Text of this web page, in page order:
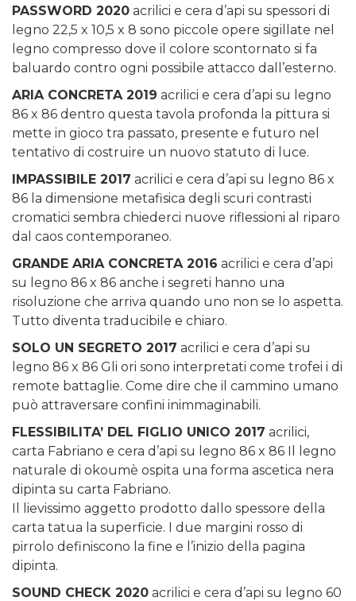
PASSWORD 2020 acrilici e cera d’api su spessori di
legno 22,5 x 10,5 x 8 sono piccole opere sigillate nel
legno compresso dove il colore scontornato si fa
baluardo contro ogni possibile attacco dall’esterno.
ARIA CONCRETA 2019 acrilici e cera d’api su legno
86 x 86 dentro questa tavola profonda la pittura si
mette in gioco tra passato, presente e futuro nel
tentativo di costruire un nuovo statuto di luce.
IMPASSIBILE 2017 acrilici e cera d’api su legno 86 x
86 la dimensione metafisica degli scuri contrasti
cromatici sembra chiederci nuove riflessioni al riparo
dal caos contemporaneo.
GRANDE ARIA CONCRETA 2016 acrilici e cera d’api
su legno 86 x 86 anche i segreti hanno una
risoluzione che arriva quando uno non se lo aspetta.
Tutto diventa traducibile e chiaro.
SOLO UN SEGRETO 2017 acrilici e cera d’api su
legno 86 x 86 Gli ori sono interpretati come trofei i di
remote battaglie. Come dire che il cammino umano
può attraversare confini inimmaginabili.
FLESSIBILITA’ DEL FIGLIO UNICO 2017 acrilici,
carta Fabriano e cera d’api su legno 86 x 86 Il legno
naturale di okoumè ospita una forma ascetica nera
dipinta su carta Fabriano.
Il lievissimo aggetto prodotto dallo spessore della
carta tatua la superficie. I due margini rosso di
pirrolo definiscono la fine e l’inizio della pagina
dipinta.
SOUND CHECK 2020 acrilici e cera d’api su legno 60